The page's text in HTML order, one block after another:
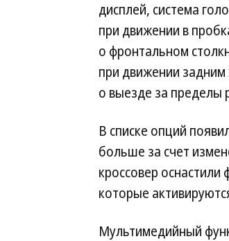
дисплей, система
при движении в
о фронтальном
при движении
о выезде за пределы
В списке опций
больше за счет
кроссовер
которые
Мультимедийный